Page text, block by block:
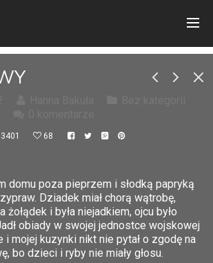
3401 68
domu poza pieprzem i słodką papryką
Dziadek miał chorą wątrobę,
żołądek i była niejadkiem, ojcu było
obiady w swojej jednostce wojskowej
mojej kuzynki nikt nie pytał o zgodę na
bo dzieci i ryby nie miały głosu.